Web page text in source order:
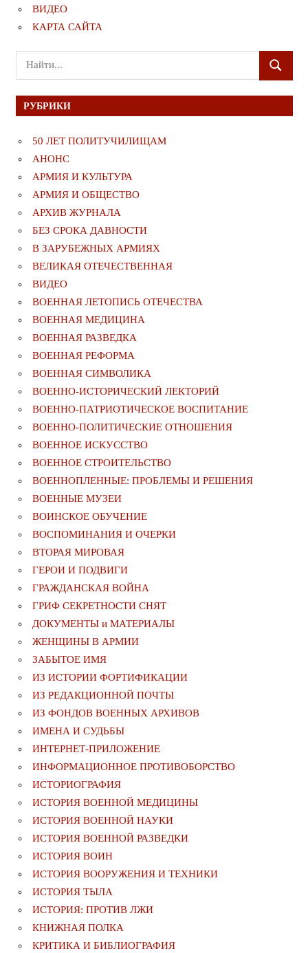
ВИДЕО
КАРТА САЙТА
Поиск
для:
ПОИСК
РУБРИКИ
50 ЛЕТ ПОЛИТУЧИЛИЩАМ
АНОНС
АРМИЯ И КУЛЬТУРА
АРМИЯ И ОБЩЕСТВО
АРХИВ ЖУРНАЛА
БЕЗ СРОКА ДАВНОСТИ
В ЗАРУБЕЖНЫХ АРМИЯХ
ВЕЛИКАЯ ОТЕЧЕСТВЕННАЯ
ВИДЕО
ВОЕННАЯ ЛЕТОПИСЬ ОТЕЧЕСТВА
ВОЕННАЯ МЕДИЦИНА
ВОЕННАЯ РАЗВЕДКА
ВОЕННАЯ РЕФОРМА
ВОЕННАЯ СИМВОЛИКА
ВОЕННО-ИСТОРИЧЕСКИЙ ЛЕКТОРИЙ
ВОЕННО-ПАТРИОТИЧЕСКОЕ ВОСПИТАНИЕ
ВОЕННО-ПОЛИТИЧЕСКИE ОТНОШЕНИЯ
ВОЕННОЕ ИСКУССТВО
ВОЕННОЕ СТРОИТЕЛЬСТВО
ВОЕННОПЛЕННЫЕ: ПРОБЛЕМЫ И РЕШЕНИЯ
ВОЕННЫЕ МУЗЕИ
ВОИНСКОЕ ОБУЧЕНИЕ
ВОСПОМИНАНИЯ И ОЧЕРКИ
ВТОРАЯ МИРОВАЯ
ГЕРОИ И ПОДВИГИ
ГРАЖДАНСКАЯ ВОЙНА
ГРИФ СЕКРЕТНОСТИ СНЯТ
ДОКУМЕНТЫ и МАТЕРИАЛЫ
ЖЕНЩИНЫ В АРМИИ
ЗАБЫТОЕ ИМЯ
ИЗ ИСТОРИИ ФОРТИФИКАЦИИ
ИЗ РЕДАКЦИОННОЙ ПОЧТЫ
ИЗ ФОНДОВ ВОЕННЫХ АРХИВОВ
ИМЕНА И СУДЬБЫ
ИНТЕРНЕТ-ПРИЛОЖЕНИЕ
ИНФОРМАЦИОННОЕ ПРОТИВОБОРСТВО
ИСТОРИОГРАФИЯ
ИСТОРИЯ ВОЕННОЙ МЕДИЦИНЫ
ИСТОРИЯ ВОЕННОЙ НАУКИ
ИСТОРИЯ ВОЕННОЙ РАЗВЕДКИ
ИСТОРИЯ ВОИН
ИСТОРИЯ ВООРУЖЕНИЯ И ТЕХНИКИ
ИСТОРИЯ ТЫЛА
ИСТОРИЯ: ПРОТИВ ЛЖИ
КНИЖНАЯ ПОЛКА
КРИТИКА И БИБЛИОГРАФИЯ